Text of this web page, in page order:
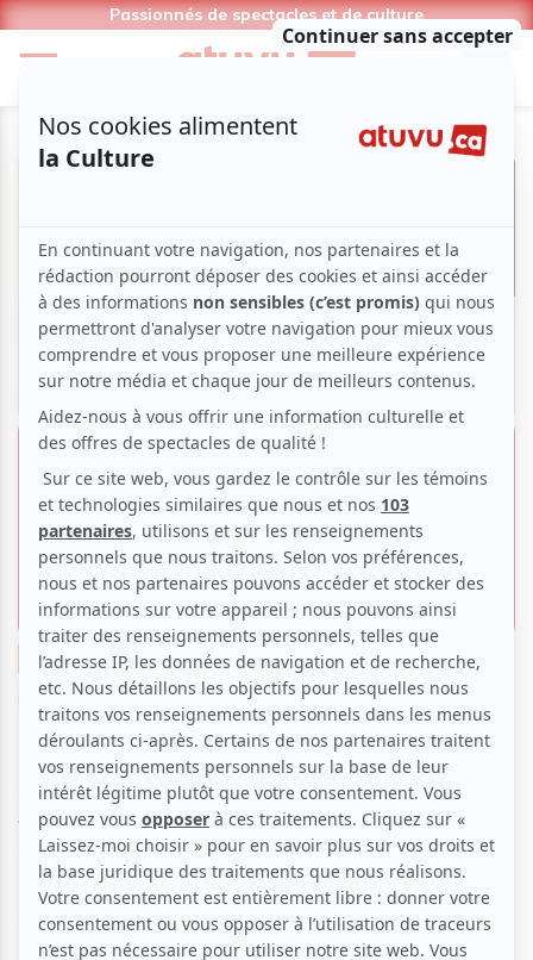
Passionnés de spectacles et de culture
30e édition du Festival
International de littérature | Une
programmation anniversaire
variée
Nouvelles Festival Littérature Cinéma
Théâtre
ParCamille Dehaene| 20 août 2024 | Reblogue
Le Festival International de littérature (FIL) dévoilait
mardi matin la programmation de sa 30e édition. Au
total, ce sont plus de 60 manifestations qui
rassembleront près de 200 écrivains, écrivaines et
artistes d’ici et d’ailleurs pour fêter la littérature
sous toutes ses formes.